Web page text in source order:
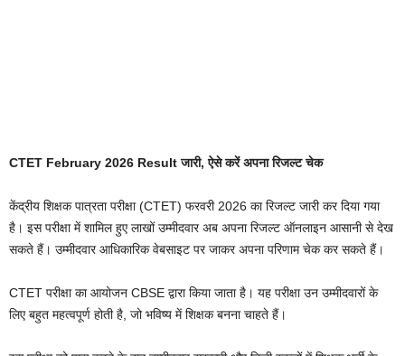
CTET February 2026 Result जारी, ऐसे करें अपना रिजल्ट चेक
केंद्रीय शिक्षक पात्रता परीक्षा (CTET) फरवरी 2026 का रिजल्ट जारी कर दिया गया
है। इस परीक्षा में शामिल हुए लाखों उम्मीदवार अब अपना रिजल्ट ऑनलाइन आसानी से देख
सकते हैं। उम्मीदवार आधिकारिक वेबसाइट पर जाकर अपना परिणाम चेक कर सकते हैं।
CTET परीक्षा का आयोजन CBSE द्वारा किया जाता है। यह परीक्षा उन उम्मीदवारों के
लिए बहुत महत्वपूर्ण होती है, जो भविष्य में शिक्षक बनना चाहते हैं।